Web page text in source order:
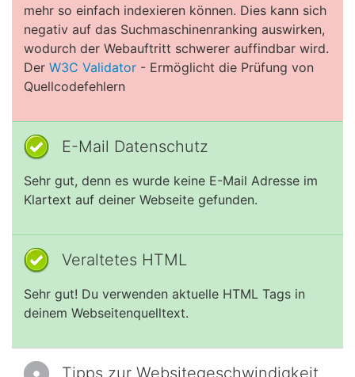
mehr so einfach indexieren können. Dies kann sich
negativ auf das Suchmaschinenranking auswirken,
wodurch der Webauftritt schwerer auffindbar wird.
Der W3C Validator - Ermöglicht die Prüfung von
Quellcodefehlern
E-Mail Datenschutz
Sehr gut, denn es wurde keine E-Mail Adresse im
Klartext auf deiner Webseite gefunden.
Veraltetes HTML
Sehr gut! Du verwenden aktuelle HTML Tags in
deinem Webseitenquelltext.
Tipps zur Websitegeschwindigkeit